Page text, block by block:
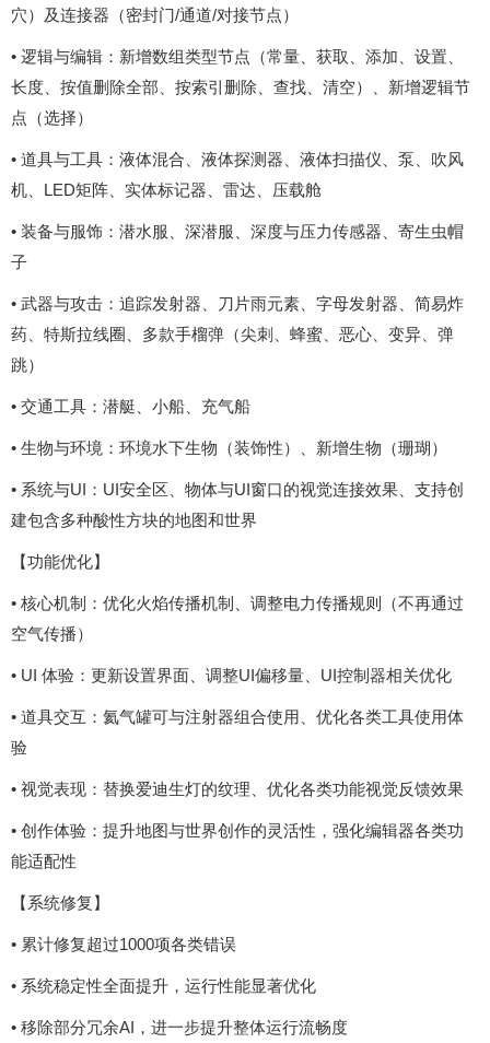
穴）及连接器（密封门/通道/对接节点）
• 逻辑与编辑：新增数组类型节点（常量、获取、添加、设置、
长度、按值删除全部、按索引删除、查找、清空）、新增逻辑节
点（选择）
• 道具与工具：液体混合、液体探测器、液体扫描仪、泵、吹风
机、LED矩阵、实体标记器、雷达、压载舱
• 装备与服饰：潜水服、深潜服、深度与压力传感器、寄生虫帽
子
• 武器与攻击：追踪发射器、刀片雨元素、字母发射器、简易炸
药、特斯拉线圈、多款手榴弹（尖刺、蜂蜜、恶心、变异、弹
跳）
• 交通工具：潜艇、小船、充气船
• 生物与环境：环境水下生物（装饰性）、新增生物（珊瑚）
• 系统与UI：UI安全区、物体与UI窗口的视觉连接效果、支持创
建包含多种酸性方块的地图和世界
【功能优化】
• 核心机制：优化火焰传播机制、调整电力传播规则（不再通过
空气传播）
• UI 体验：更新设置界面、调整UI偏移量、UI控制器相关优化
• 道具交互：氦气罐可与注射器组合使用、优化各类工具使用体
验
• 视觉表现：替换爱迪生灯的纹理、优化各类功能视觉反馈效果
• 创作体验：提升地图与世界创作的灵活性，强化编辑器各类功
能适配性
【系统修复】
• 累计修复超过1000项各类错误
• 系统稳定性全面提升，运行性能显著优化
• 移除部分冗余AI，进一步提升整体运行流畅度